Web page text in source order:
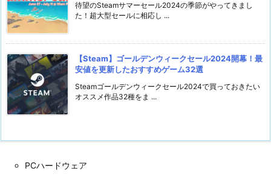
待望のSteamサマーセール2024の季節がやってきまし
た！超大型セールに相応し ...
【Steam】ゴールデンウィークセール2024開幕！最
安値を更新したおすすめゲーム32選
Steamゴールデンウィークセール2024で買っておきたい
オススメ作品32種をま ...
PCハードウェア